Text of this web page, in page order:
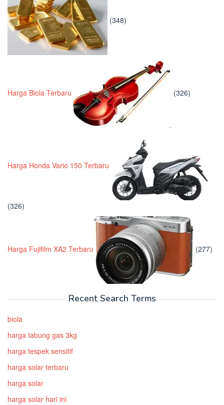
(348)
Harga Biola Terbaru (326)
Harga Honda Vario 150 Terbaru
(326)
Harga Fujifilm XA2 Terbaru (277)
Recent Search Terms
biola
harga tabung gas 3kg
harga tespek sensitif
harga solar terbaru
harga solar
harga solar hari ini